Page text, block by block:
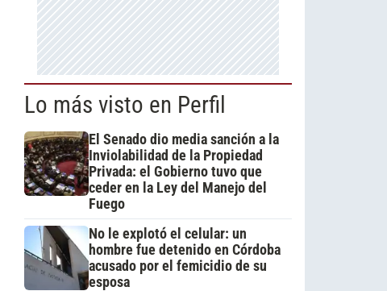
Lo más visto en Perfil
El Senado dio media sanción a la
Inviolabilidad de la Propiedad
Privada: el Gobierno tuvo que
ceder en la Ley del Manejo del
Fuego
No le explotó el celular: un
hombre fue detenido en Córdoba
acusado por el femicidio de su
esposa